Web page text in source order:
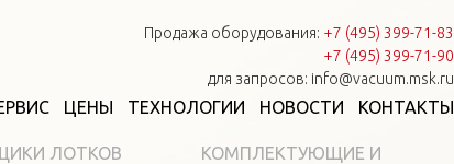
Продажа оборудования: +7 (495) 399-71-83
+7 (495) 399-71-90
для запросов: info@vacuum.msk.ru
ЦЕНЫ ТЕХНОЛОГИИ НОВОСТИ КОНТАКТЫ
ЛОТКОВ
КОМПЛЕКТУЮЩИЕ И